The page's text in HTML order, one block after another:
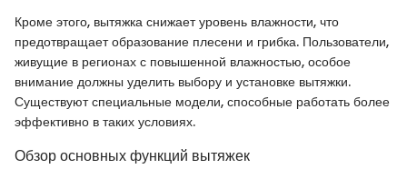
Кроме этого, вытяжка снижает уровень влажности, что
предотвращает образование плесени и грибка. Пользователи,
живущие в регионах с повышенной влажностью, особое
внимание должны уделить выбору и установке вытяжки.
Существуют специальные модели, способные работать более
эффективно в таких условиях.
Обзор основных функций вытяжек